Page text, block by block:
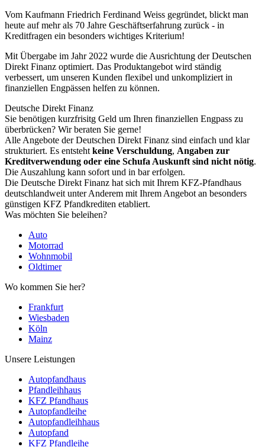
Vom Kaufmann Friedrich Ferdinand Weiss gegründet, blickt man
heute auf mehr als 70 Jahre Geschäftserfahrung zurück - in
Kreditfragen ein besonders wichtiges Kriterium!
Mit Übergabe im Jahr 2022 wurde die Ausrichtung der Deutschen
Direkt Finanz optimiert. Das Produktangebot wird ständig
verbessert, um unseren Kunden flexibel und unkompliziert in
finanziellen Engpässen helfen zu können.
Deutsche Direkt Finanz
Sie benötigen kurzfrisitg Geld um Ihren finanziellen Engpass zu
überbrücken? Wir beraten Sie gerne!
Alle Angebote der Deutschen Direkt Finanz sind einfach und klar
strukturiert. Es entsteht keine Verschuldung, Angaben zur
Kreditverwendung oder eine Schufa Auskunft sind nicht nötig.
Die Auszahlung kann sofort und in bar erfolgen.
Die Deutsche Direkt Finanz hat sich mit Ihrem KFZ-Pfandhaus
deutschlandweit unter Anderem mit Ihrem Angebot an besonders
günstigen KFZ Pfandkrediten etabliert.
Was möchten Sie beleihen?
Auto
Motorrad
Wohnmobil
Oldtimer
Wo kommen Sie her?
Frankfurt
Wiesbaden
Köln
Mainz
Unsere Leistungen
Autopfandhaus
Pfandleihhaus
KFZ Pfandhaus
Autopfandleihe
Autopfandleihhaus
Autopfand
KFZ Pfandleihe